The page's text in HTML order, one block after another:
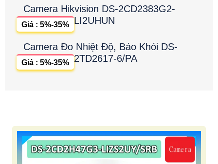
Camera Hikvision DS-2CD2383G2-
LI2UHUN
Giá : 5%-35%
Camera Đo Nhiệt Độ, Báo Khói DS-
2TD2617-6/PA
Giá : 5%-35%